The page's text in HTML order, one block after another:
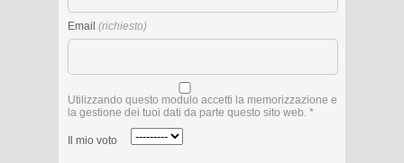
Email (richiesto)
Utilizzando questo modulo accetti la memorizzazione e
la gestione dei tuoi dati da parte questo sito web. *
Il mio voto